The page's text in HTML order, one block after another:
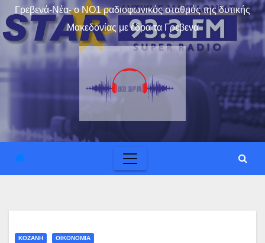
Γρεβενά-Νέα- ο ΝΟ1 ραδιοφωνικός σταθμός της δυτικής
Μακεδονίας με έδρα τα Γρεβενα
ΚΟΖΑΝΗ ΟΙΚΟΝΟΜΙΑ